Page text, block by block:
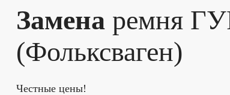
Замена ремня
(Фольксваген)
Честные цены!